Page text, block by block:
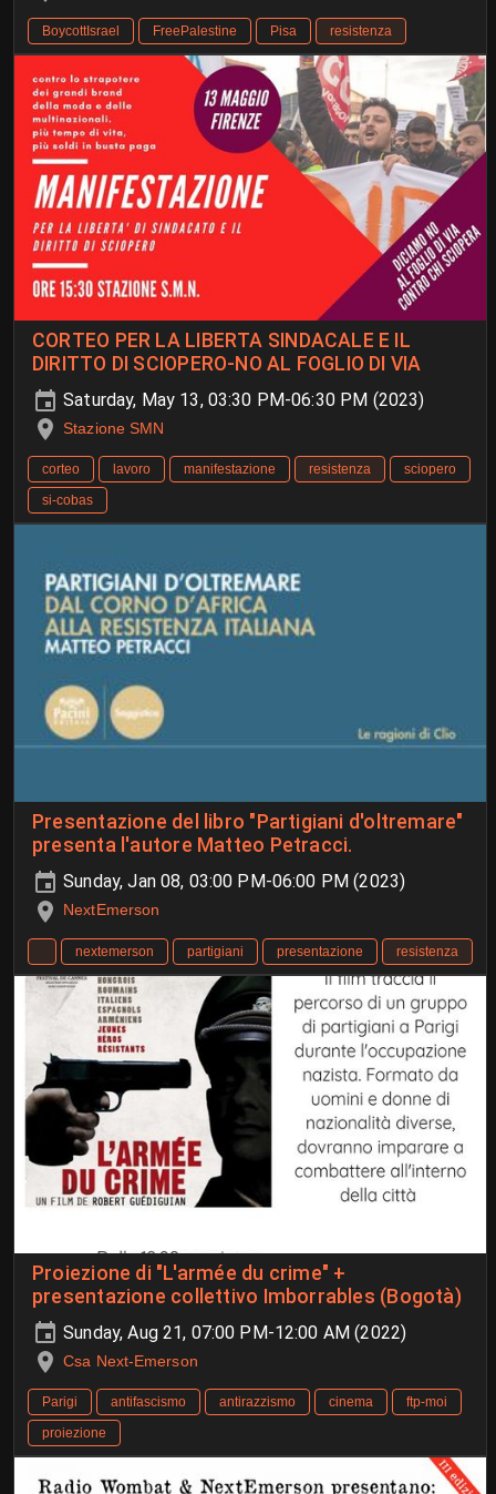
BoycottIsrael FreePalestine Pisa resistenza
CORTEO PER LA LIBERTA SINDACALE E IL
DIRITTO DI SCIOPERO-NO AL FOGLIO DI VIA
Saturday, May 13, 03:30 PM-06:30 PM (2023)
Stazione SMN
corteo lavoro manifestazione resistenza
sciopero
si-cobas
Presentazione del libro "Partigiani d'oltremare"
presenta l'autore Matteo Petracci.
Sunday, Jan 08, 03:00 PM-06:00 PM (2023)
NextEmerson
nextemerson partigiani presentazione resistenza
Proiezione di "L'armée du crime" +
presentazione collettivo Imborrables (Bogotà)
Sunday, Aug 21, 07:00 PM-12:00 AM (2022)
Csa Next-Emerson
Parigi antifascismo antirazzismo cinema
ftp-moi
proiezione